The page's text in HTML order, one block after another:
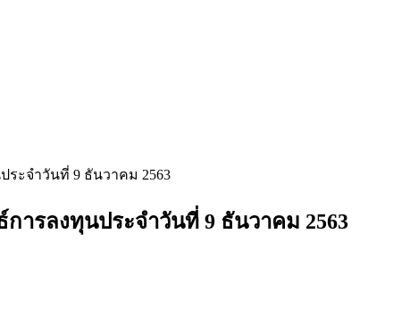
ะจำวันที่ 9 ธันวาคม 2563
ารลงทุนประจำวันที่ 9 ธันวาคม 2563